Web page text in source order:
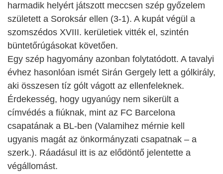
harmadik helyért játszott meccsen szép győzelem
született a Soroksár ellen (3-1). A kupát végül a
szomszédos XVIII. kerületiek vitték el, szintén
büntetőrúgásokat követően.
Egy szép hagyomány azonban folytatódott. A tavalyi
évhez hasonlóan ismét Sirán Gergely lett a gólkirály,
aki összesen tíz gólt vágott az ellenfeleknek.
Érdekesség, hogy ugyanúgy nem sikerült a
címvédés a fiúknak, mint az FC Barcelona
csapatának a BL-ben (Valamihez mérnie kell
ugyanis magát az önkormányzati csapatnak – a
szerk.). Ráadásul itt is az elődöntő jelentette a
végállomást.